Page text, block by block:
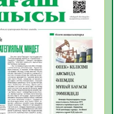
ҰРПАҚ –
КЕҢЕЙТІЛГЕН
28
көшуге ең
30